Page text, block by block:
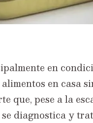
en
en casa
que, pese a la
diagnostica y